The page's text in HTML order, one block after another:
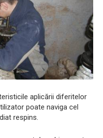
aplicării diferitelor
poate naviga cel
respins.